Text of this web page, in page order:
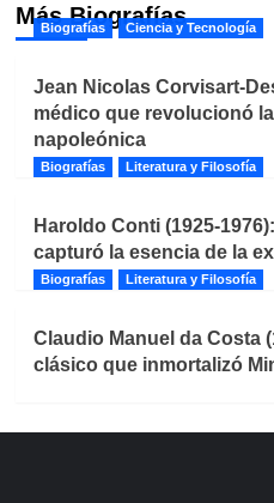
Más Biografías
Biografías Ciencia y Tecnología
Jean Nicolas Corvisart-
médico que revolucionó
napoleónica
Biografías Literatura y Filosofía
Haroldo Conti (1925-
capturó la esencia de la
Biografías Literatura y Filosofía
Claudio Manuel da Costa
clásico que inmortalizó